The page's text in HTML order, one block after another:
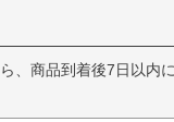
、商品到着後7日以内